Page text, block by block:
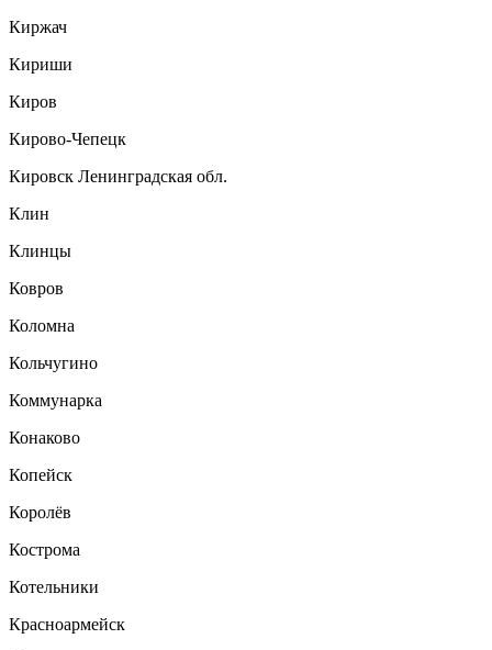
Киржач
Кириши
Киров
Кирово-Чепецк
Кировск Ленинградская обл.
Клин
Клинцы
Ковров
Коломна
Кольчугино
Коммунарка
Конаково
Копейск
Королёв
Кострома
Котельники
Красноармейск